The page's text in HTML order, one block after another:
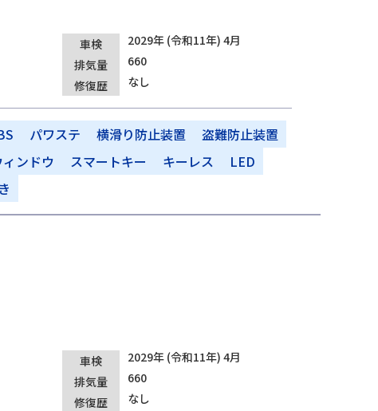
車検
2029年 (令和11年) 4月
排気量
660
修復歴 なし
パワステ 横滑り防止装置
盗難防止装置
ンドウ スマートキー キーレス
LED
車検
2029年 (令和11年) 4月
排気量
660
修復歴 なし